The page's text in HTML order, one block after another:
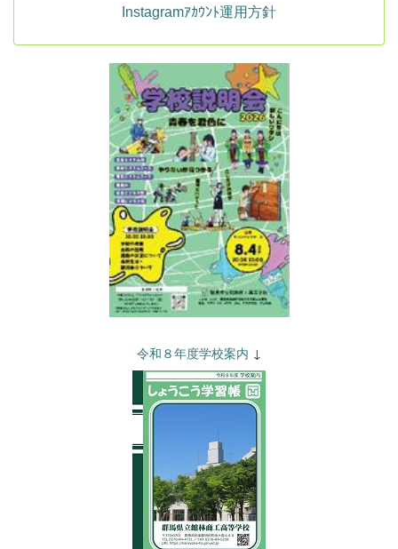
Instagramｱｶｳﾝﾄ運用方針
令和８年度学校案内 ↓